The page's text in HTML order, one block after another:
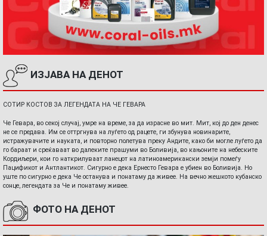
ИЗЈАВА НА ДЕНОТ
СОТИР КОСТОВ ЗА ЛЕГЕНДАТА НА ЧЕ ГЕВАРА
Че Гевара, во секој случај, умре на време, за да израсне во мит. Мит, кој до ден денес
не се предава. Им се оттргнува на луѓето од рацете, ги збунува новинарите,
истражувачите и науката, и повторно полетува преку Андите, како би могле луѓето да
го бараат и среќаваат во далеките прашуми во Боливија, во кањоните на небеските
Кордиљери, кои го наткрилуваат ланецот на латиноамерикански земји помеѓу
Пацификот и Антлантикот. Сигурно е дека Ернесто Гевара е убиен во Боливија. Но
уште по сигурно е дека Че останува и понатаму да живее. На вечно жешкото кубанско
сонце, легендата за Че и понатаму живее.
ФОТО НА ДЕНОТ